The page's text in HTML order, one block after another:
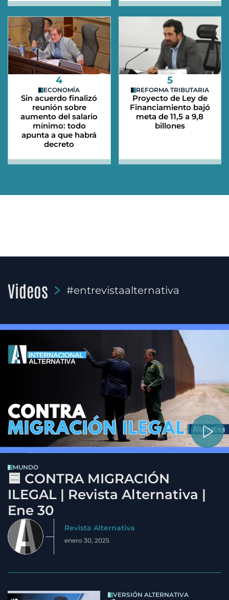
4
ECONOMÍA
Sin acuerdo finalizó
reunión sobre
aumento del salario
mínimo: todo
apunta a que habrá
decreto
5
REFORMA TRIBUTARIA
Proyecto de Ley de
Financiamiento bajó
meta de 11,5 a 9,8
billones
Videos #entrevistaalternativa
MUNDO
🟦 CONTRA MIGRACIÓN
ILEGAL | Revista Alternativa |
Ene 30
Revista Alternativa
enero 30, 2025
VERSIÓN ALTERNATIVA